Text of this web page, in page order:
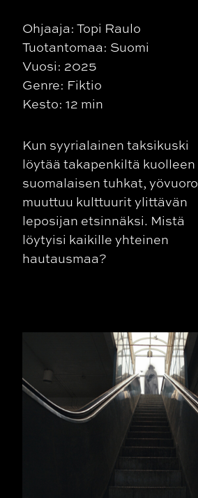
Ohjaaja: Topi Raulo
Tuotantomaa: Suomi
Vuosi: 2025
Genre: Fiktio
Kesto: 12 min
Kun syyrialainen taksikuski
löytää takapenkiltä kuolleen
suomalaisen tuhkat, yövuoro
muuttuu kulttuurit ylittävän
leposijan etsinnäksi. Mistä
löytyisi kaikille yhteinen
hautausmaa?